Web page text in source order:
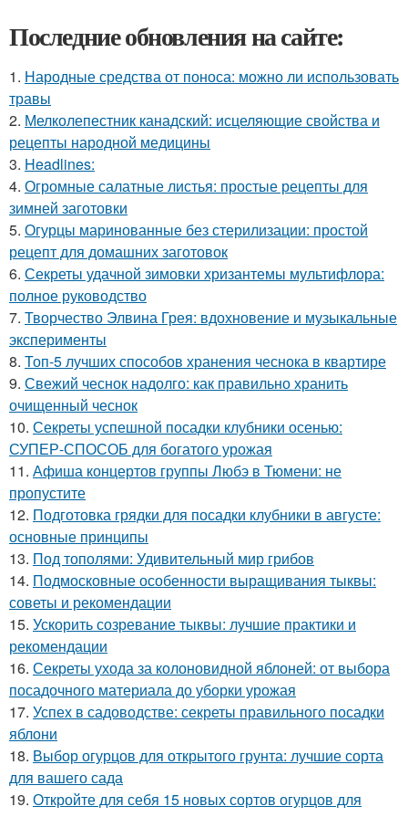
Последние обновления на сайте:
1. Народные средства от поноса: можно ли использовать
травы
2. Мелколепестник канадский: исцеляющие свойства и
рецепты народной медицины
3. Headlines:
4. Огромные салатные листья: простые рецепты для
зимней заготовки
5. Огурцы маринованные без стерилизации: простой
рецепт для домашних заготовок
6. Секреты удачной зимовки хризантемы мультифлора:
полное руководство
7. Творчество Элвина Грея: вдохновение и музыкальные
эксперименты
8. Топ-5 лучших способов хранения чеснока в квартире
9. Свежий чеснок надолго: как правильно хранить
очищенный чеснок
10. Секреты успешной посадки клубники осенью:
СУПЕР-СПОСОБ для богатого урожая
11. Афиша концертов группы Любэ в Тюмени: не
пропустите
12. Подготовка грядки для посадки клубники в августе:
основные принципы
13. Под тополями: Удивительный мир грибов
14. Подмосковные особенности выращивания тыквы:
советы и рекомендации
15. Ускорить созревание тыквы: лучшие практики и
рекомендации
16. Секреты ухода за колоновидной яблоней: от выбора
посадочного материала до уборки урожая
17. Успех в садоводстве: секреты правильного посадки
яблони
18. Выбор огурцов для открытого грунта: лучшие сорта
для вашего сада
19. Откройте для себя 15 новых сортов огурцов для